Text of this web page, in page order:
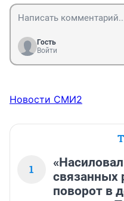
Гость
Войти
Новости СМИ2
1
связанных
поворот в